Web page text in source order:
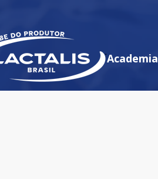
Academia